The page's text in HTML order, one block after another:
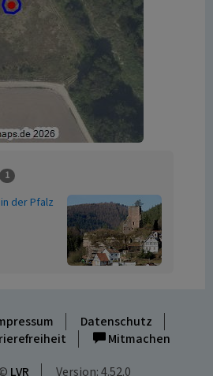
1
der Pfalz
Datenschutz
Mitmachen
LVR Version: 4.52.0